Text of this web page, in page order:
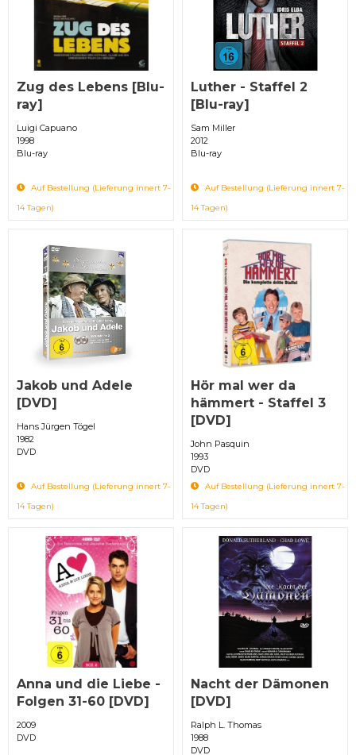
Zug des Lebens [Blu-
ray]
Luigi Capuano
1998
Blu-ray
Auf Bestellung (Lieferung innert 7-
14 Tagen)
Luther - Staffel 2
[Blu-ray]
Sam Miller
2012
Blu-ray
Auf Bestellung (Lieferung innert 7-
14 Tagen)
Jakob und Adele
[DVD]
Hans Jürgen Tögel
1982
DVD
Auf Bestellung (Lieferung innert 7-
14 Tagen)
Hör mal wer da
hämmert - Staffel 3
[DVD]
John Pasquin
1993
DVD
Auf Bestellung (Lieferung innert 7-
14 Tagen)
Anna und die Liebe -
Folgen 31-60 [DVD]
2009
DVD
Nacht der Dämonen
[DVD]
Ralph L. Thomas
1988
DVD